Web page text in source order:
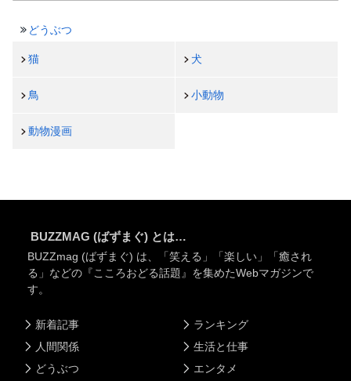
どうぶつ
猫 犬
鳥 小動物
動物漫画
BUZZMAG (ばずまぐ) とは…
BUZZmag (ばずまぐ) は、「笑える」「楽しい」「癒され
る」などの『こころおどる話題』を集めたWebマガジンで
す。
新着記事
人間関係
どうぶつ
ランキング
生活と仕事
エンタメ